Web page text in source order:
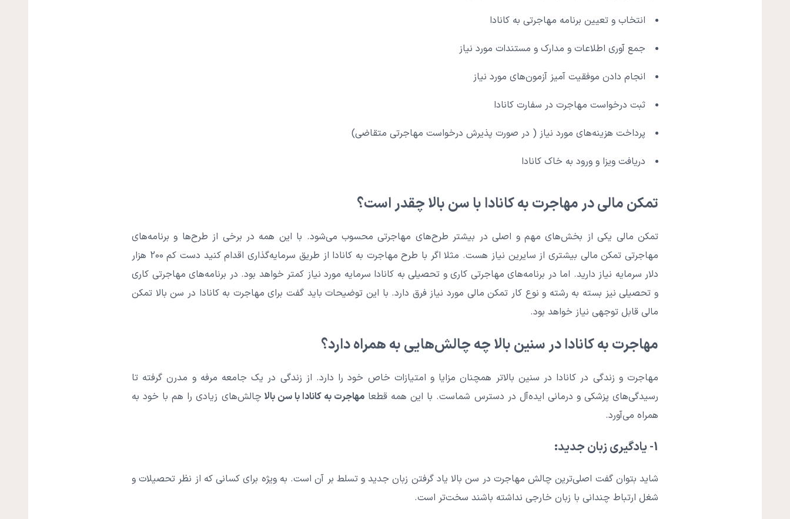
انتخاب و تعیین برنامه مهاجرتی به کانادا
جمع آوری اطلاعات و مدارک و مستندات مورد نیاز
انجام دادن موفقیت آمیز آزمون‌های مورد نیاز
ثبت درخواست مهاجرت در سفارت کانادا
پرداخت هزینه‌های مورد نیاز ( در صورت پذیرش درخواست مهاجرتی متقاضی)
دریافت ویزا و ورود به خاک کانادا
تمکن مالی در مهاجرت به کانادا با سن بالا چقدر است؟
تمکن مالی یکی از بخش‌های مهم و اصلی در بیشتر طرح‌های مهاجرتی محسوب می‌شود. با این همه در برخی از طرح‌ها و برنامه‌های
مهاجرتی تمکن مالی بیشتری از سایرین نیاز هست. مثلا اگر با طرح مهاجرت به کانادا از طریق سرمایه‌گذاری اقدام کنید دست کم 200 هزار
دلار سرمایه نیاز دارید. اما در برنامه‌های مهاجرتی کاری و تحصیلی به کانادا سرمایه مورد نیاز کمتر خواهد بود. در برنامه‌های مهاجرتی کاری
و تحصیلی نیز بسته به رشته و نوع کار تمکن مالی مورد نیاز فرق دارد. با این توضیحات باید گفت برای مهاجرت به کانادا در سن بالا تمکن
مالی قابل توجهی نیاز خواهد بود.
مهاجرت به کانادا در سنین بالا چه چالش‌هایی به همراه دارد؟
مهاجرت و زندگی در کانادا در سنین بالاتر همچنان مزایا و امتیازات خاص خود را دارد. از زندگی در یک جامعه مرفه و مدرن گرفته تا
رسیدگی‌های پزشکی و درمانی ایده‌آل در دسترس شماست. با این همه قطعا مهاجرت به کانادا با سن بالا چالش‌های زیادی را هم با خود به
همراه می‌آورد.
1- یادگیری زبان جدید:
شاید بتوان گفت اصلی‌ترین چالش مهاجرت در سن بالا یاد گرفتن زبان جدید و تسلط بر آن است. به ویژه برای کسانی که از نظر تحصیلات و
شغل ارتباط چندانی با زبان خارجی نداشته باشند سخت‌تر است.